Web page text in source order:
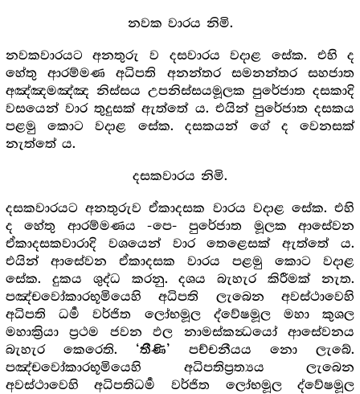
නවක වාරය නිමි.
නවකවාරයට අනතුරු ව දසවාරය වදාළ සේක. එහි ද
හේතු ආරම්මණ අධිපති අනන්තර සමනන්තර සහජාත
අඤ්ඤමඤ්ඤ නිස්සය උපනිස්සයමූලක පුරේජාත දසකාදි
වසයෙන් වාර තුදුසක් ඇත්තේ ය. එයින් පුරේජාත දසකය
පළමු කොට වදාළ සේක. දසකයන් ගේ ද වෙනසක්
නැත්තේ ය.
දසකවාරය නිමි.
දසකවාරයට අනතුරුව ඒකාදසක වාරය වදාළ සේක. එහි
ද හේතු ආරම්මණය -පෙ- පුරේජාත මූලක ආසේවන
ඒකාදසකවාරාදි වශයෙන් වාර තෙළෙසක් ඇත්තේ ය.
එයින් ආසේවන ඒකාදසක වාරය පළමු කොට වදාළ
සේක. දුකය ශුද්ධ කරනු. දශය බැහැර කිරීමක් නැත.
පඤ්චවෝකාරභූමියෙහි අධිපති ලැබෙන අවස්ථාවෙහි
අධිපති ධර්‍ම වර්ජිත ලෝභමූල ද්වේෂමූල මහා කුශල
මහාක්‍රියා ප්‍රථම ජවන ඵල නාමස්කන්‍ධයෝ ආසේවනය
බැහැර කෙරෙති. ‘තීණි’ පච්චනීයය නො ලැබේ.
පඤ්චවෝකාරභූමියෙහි අධිපතිප්‍රත්‍යය ලැබෙන
අවස්ථාවෙහි අධිපතිධර්‍ම වර්ජිත ලෝභමූල ද්වේෂමූල